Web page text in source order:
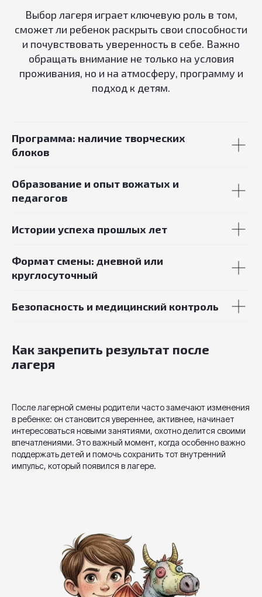
Выбор лагеря играет ключевую роль в том,
сможет ли ребенок раскрыть свои способности
и почувствовать уверенность в себе. Важно
обращать внимание не только на условия
проживания, но и на атмосферу, программу и
подход к детям.
Программа: наличие творческих
блоков
Образование и опыт вожатых и
педагогов
Истории успеха прошлых лет
Формат смены: дневной или
круглосуточный
Безопасность и медицинский контроль
Как закрепить результат после
лагеря
После лагерной смены родители часто замечают изменения
в ребенке: он становится увереннее, активнее, начинает
интересоваться новыми занятиями, охотно делится своими
впечатлениями. Это важный момент, когда особенно важно
поддержать детей и помочь сохранить тот внутренний
импульс, который появился в лагере.